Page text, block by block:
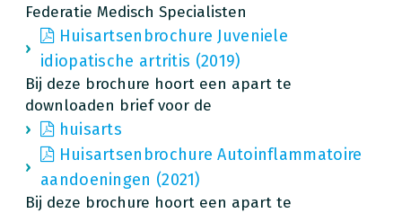
Federatie Medisch Specialisten
Huisartsenbrochure Juveniele
idiopatische artritis (2019)
Bij deze brochure hoort een apart te
downloaden brief voor de
huisarts
Huisartsenbrochure Autoinflammatoire
aandoeningen (2021)
Bij deze brochure hoort een apart te